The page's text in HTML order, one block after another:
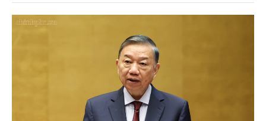
trưởng khá. Diện tích rừng trồng mới và sản lượng
thủy sản đều tăng nhẹ.